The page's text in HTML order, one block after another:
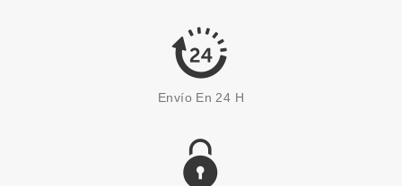
19.50€
Envío En 24 H